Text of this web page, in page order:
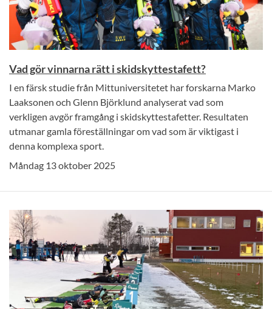
Vad gör vinnarna rätt i skidskyttestafett?
I en färsk studie från Mittuniversitetet har forskarna Marko
Laaksonen och Glenn Björklund analyserat vad som
verkligen avgör framgång i skidskyttestafetter. Resultaten
utmanar gamla föreställningar om vad som är viktigast i
denna komplexa sport.
Måndag 13 oktober 2025